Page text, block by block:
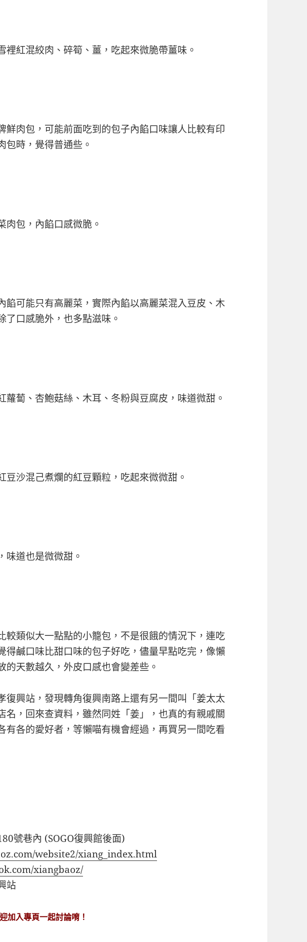
裡紅混絞肉、碎筍、薑，吃起來微脆帶薑味。
鮮肉包，可能前面吃到的包子內餡口味讓人比較有印
包時，覺得普通些。
肉包，內餡口感微脆。
餡可能只有高麗菜，實際內餡以高麗菜混入豆皮、木
了口感脆外，也多點滋味。
蘿蔔、杏鮑菇絲、木耳、冬粉與豆腐皮，味道微甜。
豆沙混己煮爛的紅豆顆粒，吃起來微微甜。
味道也是微微甜。
較類似大一點點的小籠包，不是很餓的情況下，連吃
得鹹口味比甜口味的包子好吃，儘量早點吃完，像懶
的天數越久，外皮口感也會變差些。
復興站，發現轉角復興南路上還有另一間叫「姜太太
名，回來查資料，雖然同姓「姜」，也真的有親戚關
有各的愛好者，等懶喵有機會經過，再買另一間吃看
號巷內 (SOGO復興館後面)
website2/xiang_index.html
xiangbaoz/
站
加入專頁一起討論唷！